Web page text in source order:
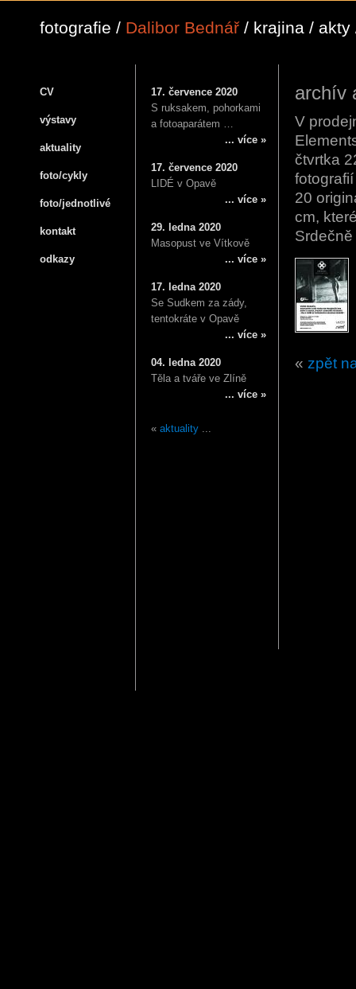
fotografie / Dalibor Bednář/ krajina / akty
CV
výstavy
aktuality
foto/cykly
foto/jednotlivé
kontakt
odkazy
17. července 2020
S ruksakem, pohorkami
a fotoaparátem …
... více »
17. července 2020
LIDÉ v Opavě
... více »
29. ledna 2020
Masopust ve Vítkově
... více »
17. ledna 2020
Se Sudkem za zády,
tentokráte v Opavě
... více »
04. ledna 2020
Těla a tváře ve Zlíně
... více »
« aktuality ...
archív
V
čtvrtka
20
cm,
« zpět